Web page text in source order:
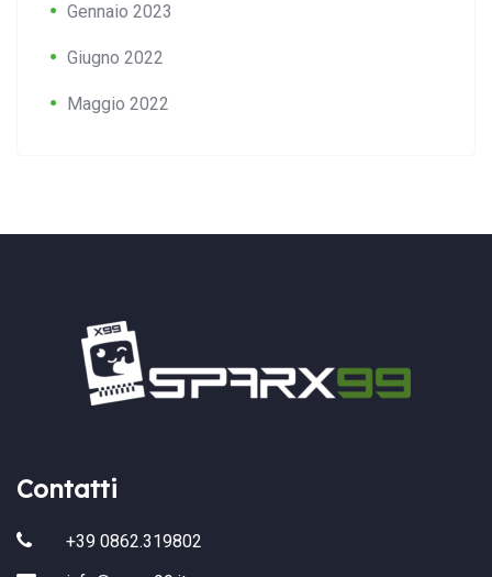
Gennaio 2023
Giugno 2022
Maggio 2022
Contatti
+39 0862.319802